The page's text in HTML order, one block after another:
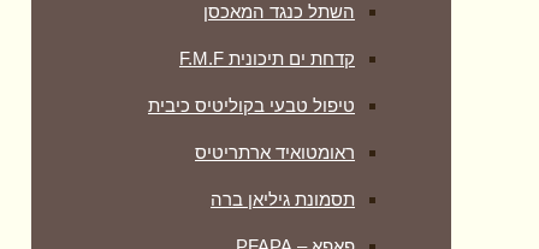
השתל כנגד המאכסן
קדחת ים תיכונית F.M.F
טיפול טבעי בקוליטיס כיבית
ראומטואיד ארתריטיס
תסמונת גיליאן ברה